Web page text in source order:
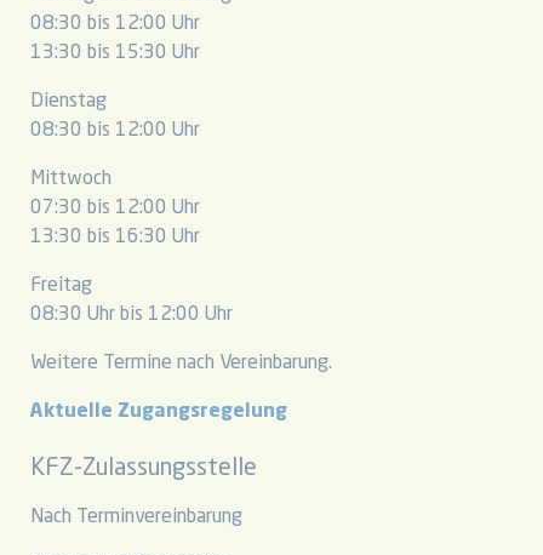
08:30 bis 12:00 Uhr
13:30 bis 15:30 Uhr
Dienstag
08:30 bis 12:00 Uhr
Mittwoch
07:30 bis 12:00 Uhr
13:30 bis 16:30 Uhr
Freitag
08:30 Uhr bis 12:00 Uhr
Weitere Termine nach Vereinbarung.
Aktuelle Zugangsregelung
KFZ-Zulassungsstelle
Nach Terminvereinbarung